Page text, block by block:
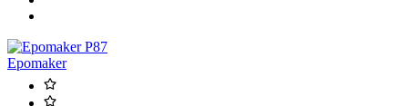
Epomaker